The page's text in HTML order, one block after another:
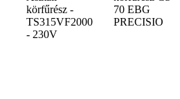
körfűrész -
TS315VF2000
- 230V
70 EBG
PRECISIO